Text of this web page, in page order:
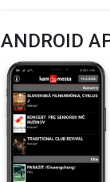
ANDROID